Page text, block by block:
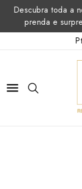
Descubra toda a
prenda e
Pt
